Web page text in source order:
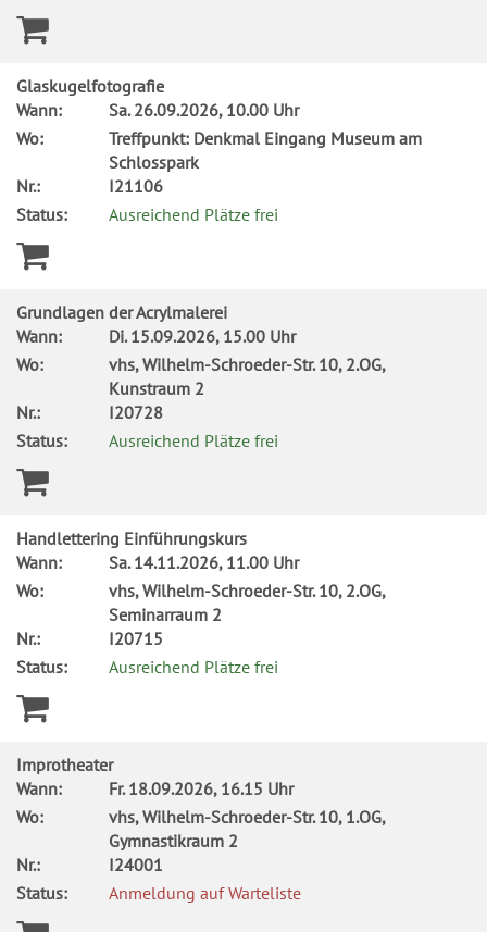
Glaskugelfotografie
Wann:
Sa.26.09.2026, 10.00 Uhr
Wo:
Treffpunkt: Denkmal Eingang Museum am
Schlosspark
Nr.:
I21106
Status:
Ausreichend Plätze frei
Grundlagen der Acrylmalerei
Wann:
Di.15.09.2026, 15.00 Uhr
Wo:
vhs, Wilhelm-Schroeder-Str. 10, 2.OG,
Kunstraum 2
Nr.:
I20728
Status:
Ausreichend Plätze frei
Handlettering Einführungskurs
Wann:
Sa.14.11.2026, 11.00 Uhr
Wo:
vhs, Wilhelm-Schroeder-Str. 10, 2.OG,
Seminarraum 2
Nr.:
I20715
Status:
Ausreichend Plätze frei
Improtheater
Wann:
Fr.18.09.2026, 16.15 Uhr
Wo:
vhs, Wilhelm-Schroeder-Str. 10, 1.OG,
Gymnastikraum 2
Nr.:
I24001
Status:
Anmeldung auf Warteliste